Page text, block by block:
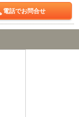
電話でお問合せ